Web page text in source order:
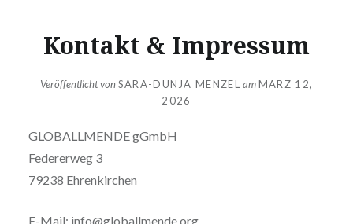
Kontakt & Impressum
Veröffentlicht vonSARA-DUNJA MENZEL amMÄRZ 12,
2026
GLOBALLMENDE gGmbH
Federerweg 3
79238 Ehrenkirchen
E-Mail: info@globallmende.org